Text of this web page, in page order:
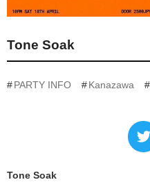
Tone Soak
PARTY INFO Kanazawa
Tone Soak